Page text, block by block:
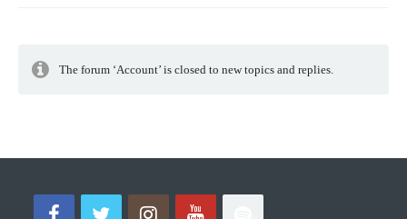
The forum ‘Account’ is closed to new topics and replies.